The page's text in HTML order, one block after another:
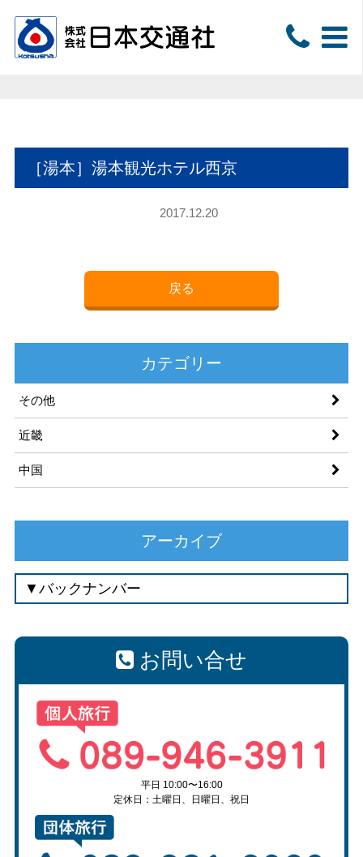
［湯本］湯本観光ホテル西京
2017.12.20
戻る
カテゴリー
その他
近畿
中国
アーカイブ
お問い合せ
平日 10:00〜16:00
定休日：土曜日、日曜日、祝日